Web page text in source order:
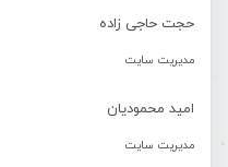
حجت حاجی زاده
مدیریت سایت
امید محمودیان
مدیریت سایت